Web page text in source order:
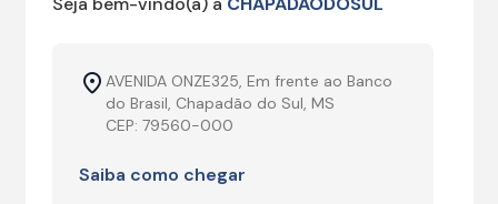
AVENIDA ONZE325, Em frente ao Banco
do Brasil, Chapadão do Sul, MS
CEP: 79560-000
Saiba como chegar